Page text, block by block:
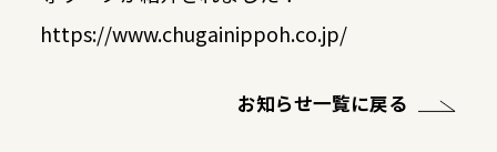
https://www.chugainippoh.co.jp/
お知らせ一覧に戻る